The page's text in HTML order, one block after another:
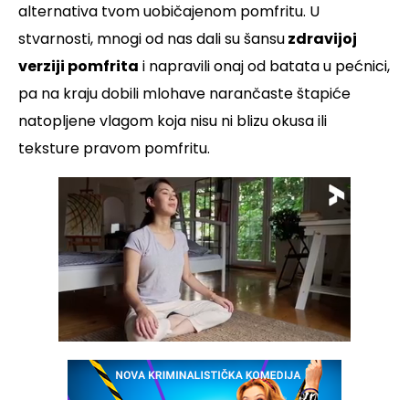
alternativa tvom uobičajenom pomfritu. U
stvarnosti, mnogi od nas dali su šansuzdravijoj
verziji pomfrita i napravili onaj od batata u pećnici,
pa na kraju dobili mlohave narančaste štapiće
natopljene vlagom koja nisu ni blizu okusa ili
teksture pravom pomfritu.